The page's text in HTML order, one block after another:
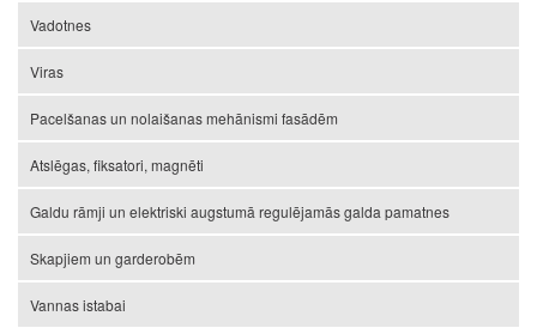
Vadotnes
Viras
Pacelšanas un nolaišanas mehānismi fasādēm
Atslēgas, fiksatori, magnēti
Galdu rāmji un elektriski augstumā regulējamās galda pamatnes
Skapjiem un garderobēm
Vannas istabai